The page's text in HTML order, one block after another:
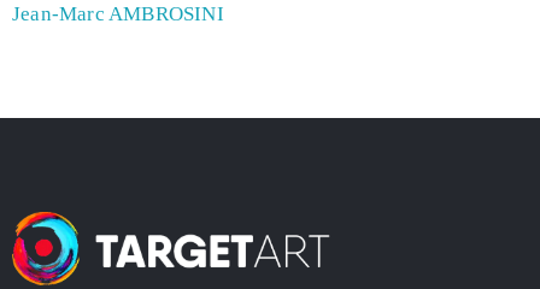
Jean-Marc AMBROSINI